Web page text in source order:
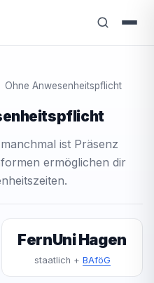
Ohne Anwesenheitspflicht
ist Präsenz
ermöglichen dir
FernUni Hagen
staatlich + BAföG